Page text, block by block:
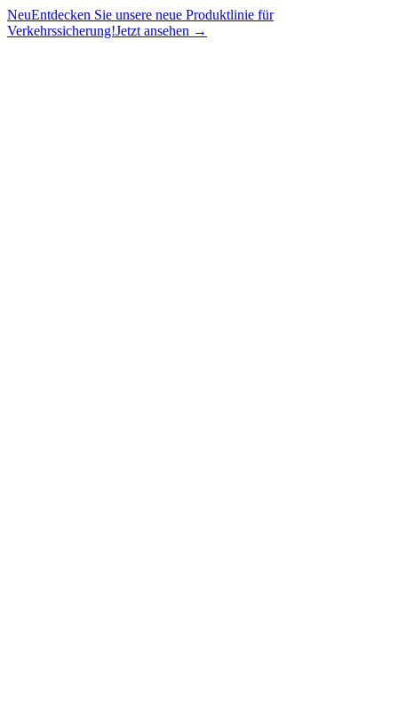
NeuEntdecken Sie unsere neue Produktlinie für
Verkehrssicherung!Jetzt ansehen →